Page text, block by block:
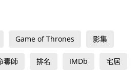
Game of Thrones 影集
毒師 排名 IMDb 宅居